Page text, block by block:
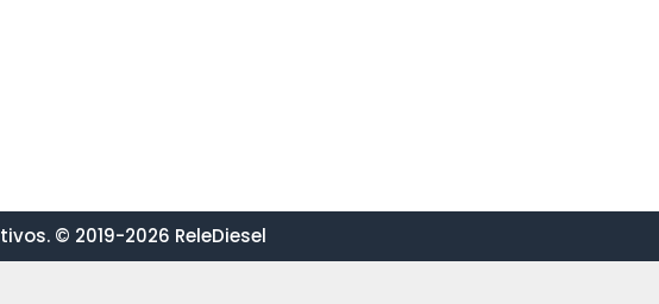
© 2019-2026 ReleDiesel